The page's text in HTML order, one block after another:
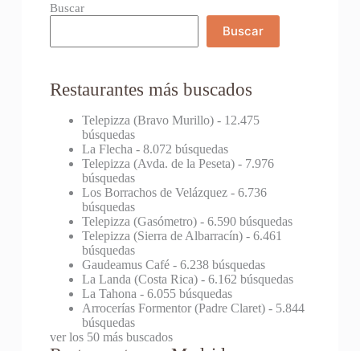
Buscar
Buscar
Restaurantes más buscados
Telepizza (Bravo Murillo)- 12.475
búsquedas
La Flecha - 8.072 búsquedas
Telepizza (Avda. de la Peseta)- 7.976
búsquedas
Los Borrachos de Velázquez- 6.736
búsquedas
Telepizza (Gasómetro)- 6.590 búsquedas
Telepizza (Sierra de Albarracín)- 6.461
búsquedas
Gaudeamus Café- 6.238 búsquedas
La Landa (Costa Rica)- 6.162 búsquedas
La Tahona - 6.055 búsquedas
Arrocerías Formentor (Padre Claret)- 5.844
búsquedas
ver los 50 más buscados